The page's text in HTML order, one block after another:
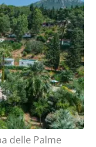
delle Palme